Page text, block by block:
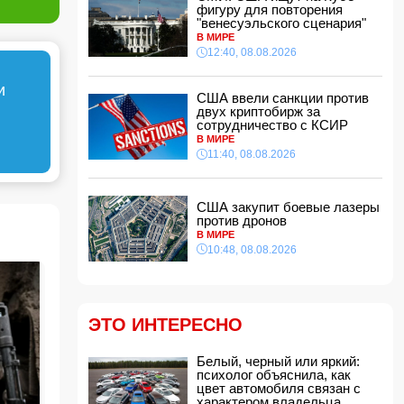
11:32, 08.08.2026
В ФИФА прокомментировали обвинения
Инфантино в спонсировании любовницы
СМИ: Пентагон закупит лазерные
противодроновые установки на 400 млн
долларов
11:28, 08.08.2026
Миру грозит дефицит важнейшего продукта
11:24, 08.08.2026
Анна Седокова отреагировала на статус
"черной вдовы"
11:22, 08.08.2026
Президент Пакистана принял посла
землетрясение
Премьер-министр Армении: В ближайшее
время мы приступим к практической
реализации проекта TRIPP
фигуру для повторения
"венесуэльского сценария"
В МИРЕ
12:40, 08.08.2026
США ввели санкции против
двух криптобирж за
сотрудничество с КСИР
В МИРЕ
11:40, 08.08.2026
США закупит боевые лазеры
против дронов
В МИРЕ
10:48, 08.08.2026
ЭТО ИНТЕРЕСНО
Белый, черный или яркий:
психолог объяснила, как
цвет автомобиля связан с